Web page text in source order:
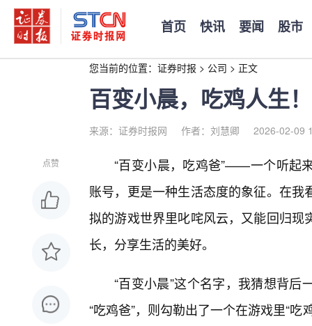
首页 快讯 要闻 股市
您当前的位置： 证券时报 > 公司 > 正文
百变小晨，吃鸡人生！
来源：证券时报网 作者：刘慧卿 2026-02-09
点赞
“百变小晨，吃鸡爸”——一个听起
账号，更是一种生活态度的象征。在
拟的游戏世界里叱咤风云，又能回归
长，分享生活的美好。
“百变小晨”这个名字，我猜想背
“吃鸡爸”，则勾勒出了一个在游戏里“